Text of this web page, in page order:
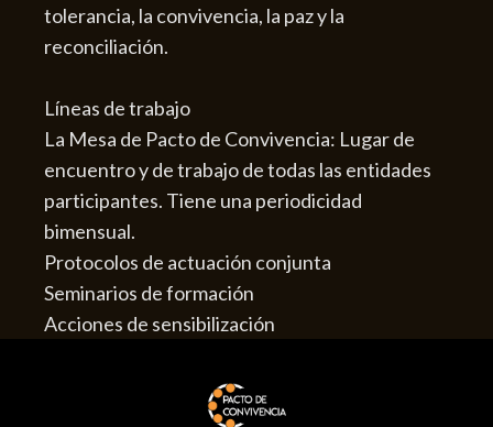
tolerancia, la convivencia, la paz y la
reconciliación.
Líneas de trabajo
La Mesa de Pacto de Convivencia: Lugar de
encuentro y de trabajo de todas las entidades
participantes. Tiene una periodicidad
bimensual.
Protocolos de actuación conjunta
Seminarios de formación
Acciones de sensibilización